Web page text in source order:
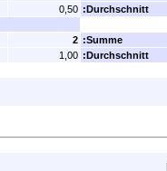
0,50 :Durchschnitt
2 :Summe
1,00 :Durchschnitt